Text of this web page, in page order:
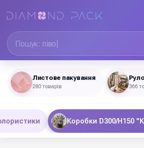
Листове пакування
280 товарів 366
Коробки D300/H150